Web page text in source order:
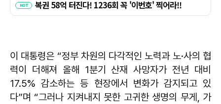
이 대통령은 “정부 차원의 다각적인 노력과 노·사의 협
력이 더해져 올해 1분기 산재 사망자가 전년 대비
17.5% 감소하는 등 현장에서 변화가 감지되고 있
다”며 “그러나 지켜내지 못한 고귀한 생명의 무게, 가